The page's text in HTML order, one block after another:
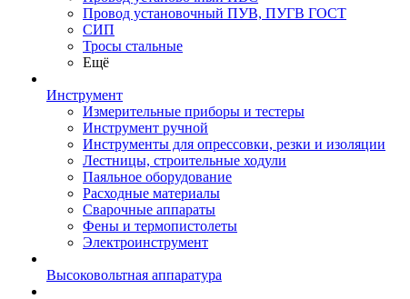
Провод установочный ПУВ, ПУГВ ГОСТ
СИП
Тросы стальные
Ещё
Инструмент
Измерительные приборы и тестеры
Инструмент ручной
Инструменты для опрессовки, резки и изоляции
Лестницы, строительные ходули
Паяльное оборудование
Расходные материалы
Сварочные аппараты
Фены и термопистолеты
Электроинструмент
Высоковольтная аппаратура